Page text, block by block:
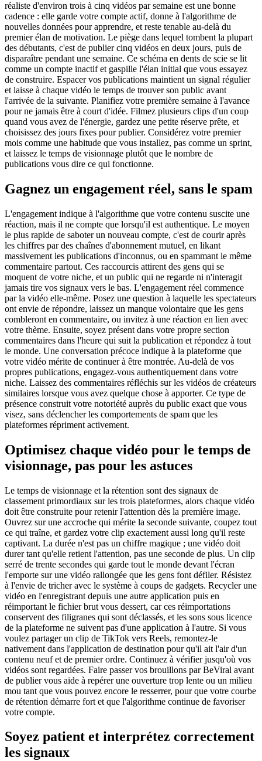
réaliste d'environ trois à cinq vidéos par semaine est une bonne
cadence : elle garde votre compte actif, donne à l'algorithme de
nouvelles données pour apprendre, et reste tenable au-delà du
premier élan de motivation. Le piège dans lequel tombent la plupart
des débutants, c'est de publier cinq vidéos en deux jours, puis de
disparaître pendant une semaine. Ce schéma en dents de scie se lit
comme un compte inactif et gaspille l'élan initial que vous essayez
de construire. Espacer vos publications maintient un signal régulier
et laisse à chaque vidéo le temps de trouver son public avant
l'arrivée de la suivante. Planifiez votre première semaine à l'avance
pour ne jamais être à court d'idée. Filmez plusieurs clips d'un coup
quand vous avez de l'énergie, gardez une petite réserve prête, et
choisissez des jours fixes pour publier. Considérez votre premier
mois comme une habitude que vous installez, pas comme un sprint,
et laissez le temps de visionnage plutôt que le nombre de
publications vous dire ce qui fonctionne.
Gagnez un engagement réel, sans le spam
L'engagement indique à l'algorithme que votre contenu suscite une
réaction, mais il ne compte que lorsqu'il est authentique. Le moyen
le plus rapide de saboter un nouveau compte, c'est de courir après
les chiffres par des chaînes d'abonnement mutuel, en likant
massivement les publications d'inconnus, ou en spammant le même
commentaire partout. Ces raccourcis attirent des gens qui se
moquent de votre niche, et un public qui ne regarde ni n'interagit
jamais tire vos signaux vers le bas. L'engagement réel commence
par la vidéo elle-même. Posez une question à laquelle les spectateurs
ont envie de répondre, laissez un manque volontaire que les gens
combleront en commentaire, ou invitez à une réaction en lien avec
votre thème. Ensuite, soyez présent dans votre propre section
commentaires dans l'heure qui suit la publication et répondez à tout
le monde. Une conversation précoce indique à la plateforme que
votre vidéo mérite de continuer à être montrée. Au-delà de vos
propres publications, engagez-vous authentiquement dans votre
niche. Laissez des commentaires réfléchis sur les vidéos de créateurs
similaires lorsque vous avez quelque chose à apporter. Ce type de
présence construit votre notoriété auprès du public exact que vous
visez, sans déclencher les comportements de spam que les
plateformes répriment activement.
Optimisez chaque vidéo pour le temps de
visionnage, pas pour les astuces
Le temps de visionnage et la rétention sont des signaux de
classement primordiaux sur les trois plateformes, alors chaque vidéo
doit être construite pour retenir l'attention dès la première image.
Ouvrez sur une accroche qui mérite la seconde suivante, coupez tout
ce qui traîne, et gardez votre clip exactement aussi long qu'il reste
captivant. La durée n'est pas un chiffre magique ; une vidéo doit
durer tant qu'elle retient l'attention, pas une seconde de plus. Un clip
serré de trente secondes qui garde tout le monde devant l'écran
l'emporte sur une vidéo rallongée que les gens font défiler. Résistez
à l'envie de tricher avec le système à coups de gadgets. Recycler une
vidéo en l'enregistrant depuis une autre application puis en
réimportant le fichier brut vous dessert, car ces réimportations
conservent des filigranes qui sont déclassés, et les sons sous licence
de la plateforme ne suivent pas d'une application à l'autre. Si vous
voulez partager un clip de TikTok vers Reels, remontez-le
nativement dans l'application de destination pour qu'il ait l'air d'un
contenu neuf et de premier ordre. Continuez à vérifier jusqu'où vos
vidéos sont regardées. Faire passer vos brouillons par BeViral avant
de publier vous aide à repérer une ouverture trop lente ou un milieu
mou tant que vous pouvez encore le resserrer, pour que votre courbe
de rétention démarre fort et que l'algorithme continue de favoriser
votre compte.
Soyez patient et interprétez correctement
les signaux